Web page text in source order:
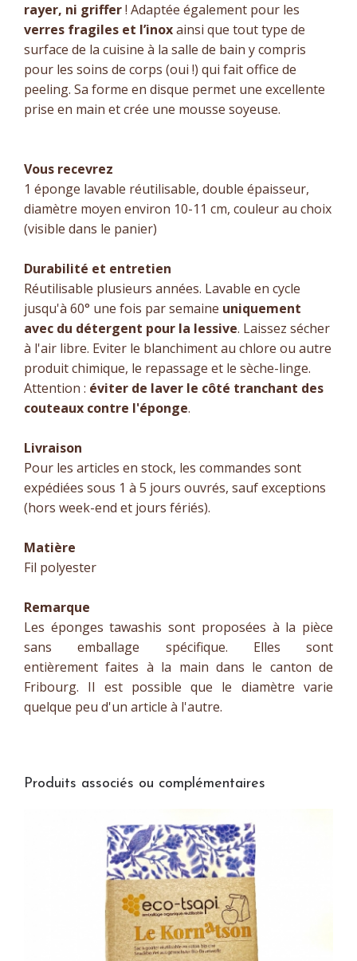
rayer, ni griffer! Adaptée également pour les
verres fragiles et l’inoxainsi que tout type de
surface de la cuisine à la salle de bain y compris
pour les soins de corps (oui !) qui fait office de
peeling. Sa forme en disque permet une excellente
prise en main et crée une mousse soyeuse.
Vous recevrez
1 éponge lavable réutilisable, double épaisseur,
diamètre moyen environ 10-11 cm, couleur au choix
(visible dans le panier)
Durabilité et entretien
Réutilisable plusieurs années. Lavable en cycle
jusqu'à 60° une fois par semaine uniquement
avec du détergent pour la lessive. Laissez sécher
à l'air libre. Eviter le blanchiment au chlore ou autre
produit chimique, le repassage et le sèche-linge.
Attention : éviter de laver le côté tranchant des
couteaux contre l'éponge.
Livraison
Pour les articles en stock, les commandes sont
expédiées sous 1 à 5 jours ouvrés, sauf exceptions
(hors week-end et jours fériés).
Matière
Fil polyester
Remarque
Les éponges tawashis sont proposées à la pièce
sans emballage spécifique. Elles sont
entièrement faites à la main dans le canton de
Fribourg. Il est possible que le diamètre varie
quelque peu d'un article à l'autre.
Produits associés ou complémentaires